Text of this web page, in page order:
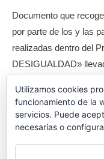
Documento que
por parte de los y las
realizadas dentro del
DESIGUALDAD»
durante 2022.
Conclusiones
Proyecto
Leer más »
Utilizamos cookies
funcionamiento de la
servicios. Puede
necesarias o